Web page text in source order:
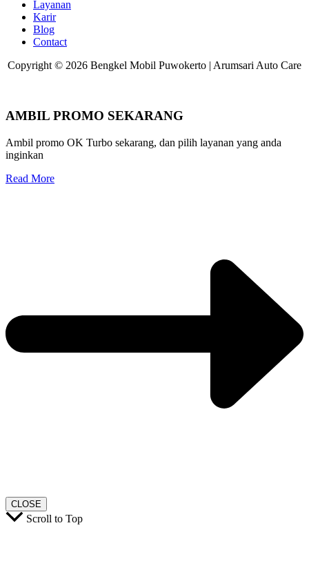
Layanan
Karir
Blog
Contact
Copyright © 2026 Bengkel Mobil Puwokerto | Arumsari Auto Care
AMBIL PROMO SEKARANG
Ambil promo OK Turbo sekarang, dan pilih layanan yang anda
inginkan
Read More
CLOSE
Scroll to Top